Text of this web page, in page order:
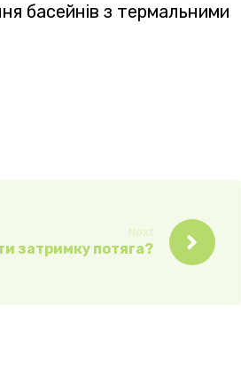
басейнів з термальними
Next
затримку потяга?